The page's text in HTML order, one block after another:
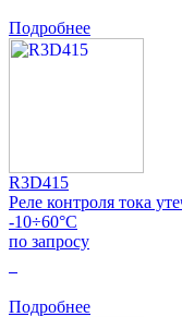
Подробнее
R3D415
Реле контроля тока
-10÷60°C
по запросу
Подробнее